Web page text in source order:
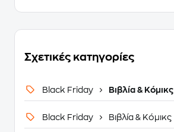
Σχετικές κατηγορίες
Black Friday Βιβλία & Κόμικς
Black Friday Βιβλία & Κόμικς